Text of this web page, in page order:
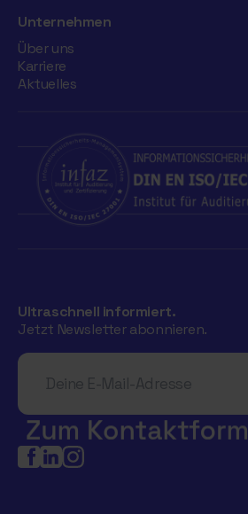
Unternehmen
Über uns
Karriere
Aktuelles
Ultraschnell informiert.
Jetzt Newsletter abonnieren.
Deine E-Mail-Adresse